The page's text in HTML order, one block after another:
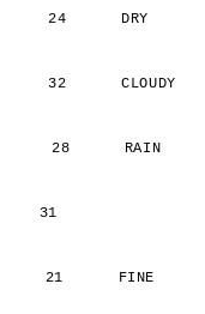
24      DRY
32      CLOUDY
28      RAIN
31
21      FINE